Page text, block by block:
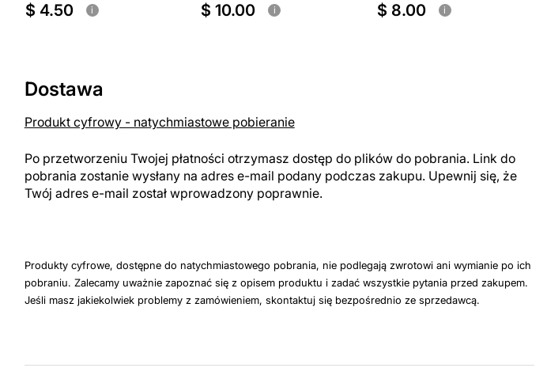
$ 4.50 i $ 10.00 i $ 8.00 i
Dostawa
Produkt cyfrowy - natychmiastowe pobieranie
Po przetworzeniu Twojej płatności otrzymasz dostęp do plików do pobrania. Link do
pobrania zostanie wysłany na adres e-mail podany podczas zakupu. Upewnij się, że
Twój adres e-mail został wprowadzony poprawnie.
Produkty cyfrowe, dostępne do natychmiastowego pobrania, nie podlegają zwrotowi ani wymianie po ich
pobraniu. Zalecamy uważnie zapoznać się z opisem produktu i zadać wszystkie pytania przed zakupem.
Jeśli masz jakiekolwiek problemy z zamówieniem, skontaktuj się bezpośrednio ze sprzedawcą.